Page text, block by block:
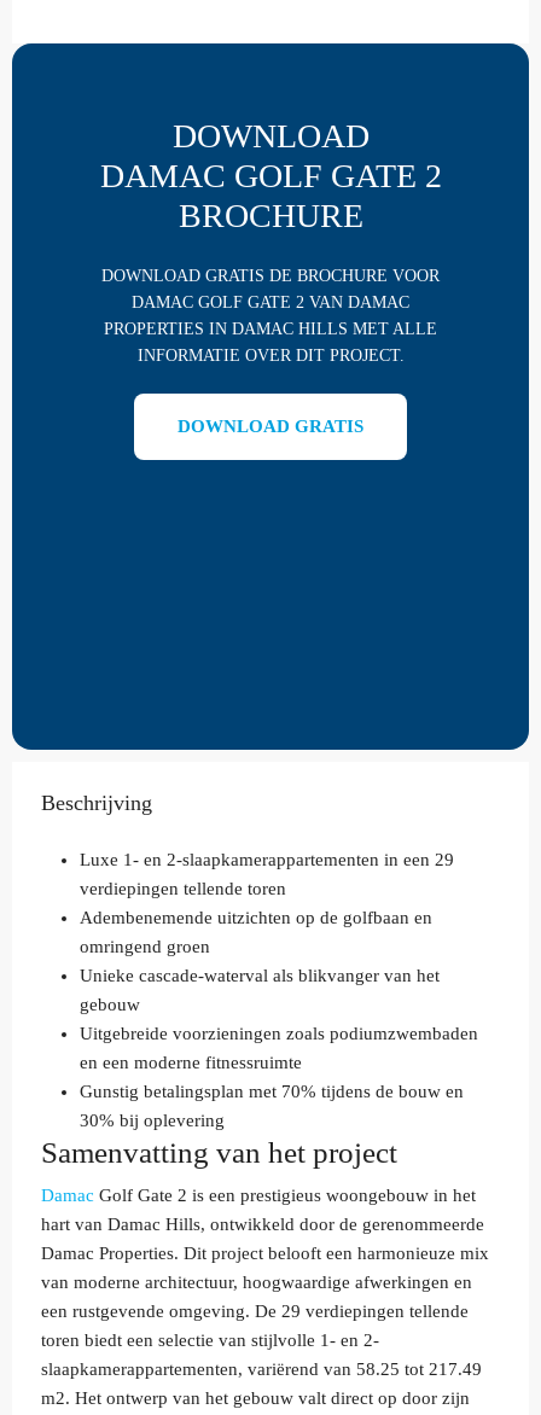
DOWNLOAD
DAMAC GOLF GATE 2
BROCHURE
DOWNLOAD GRATIS DE BROCHURE VOOR
DAMAC GOLF GATE 2 VAN DAMAC
PROPERTIES IN DAMAC HILLS MET ALLE
INFORMATIE OVER DIT PROJECT.
DOWNLOAD GRATIS
Beschrijving
Luxe 1- en 2-slaapkamerappartementen in een 29
verdiepingen tellende toren
Adembenemende uitzichten op de golfbaan en
omringend groen
Unieke cascade-waterval als blikvanger van het
gebouw
Uitgebreide voorzieningen zoals podiumzwembaden
en een moderne fitnessruimte
Gunstig betalingsplan met 70% tijdens de bouw en
30% bij oplevering
Samenvatting van het project
Damac Golf Gate 2 is een prestigieus woongebouw in het
hart van Damac Hills, ontwikkeld door de gerenommeerde
Damac Properties. Dit project belooft een harmonieuze mix
van moderne architectuur, hoogwaardige afwerkingen en
een rustgevende omgeving. De 29 verdiepingen tellende
toren biedt een selectie van stijlvolle 1- en 2-
slaapkamerappartementen, variërend van 58.25 tot 217.49
m2. Het ontwerp van het gebouw valt direct op door zijn